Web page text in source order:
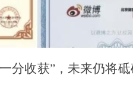
分收获”，未来仍将